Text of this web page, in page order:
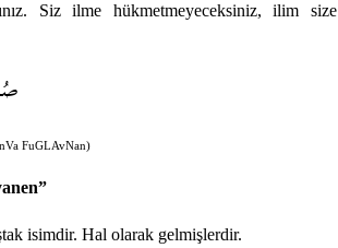
Siz ilme hükmetmeyeceksiniz, ilim size
FuGLAvNan)
isimdir. Hal olarak gelmişlerdir.